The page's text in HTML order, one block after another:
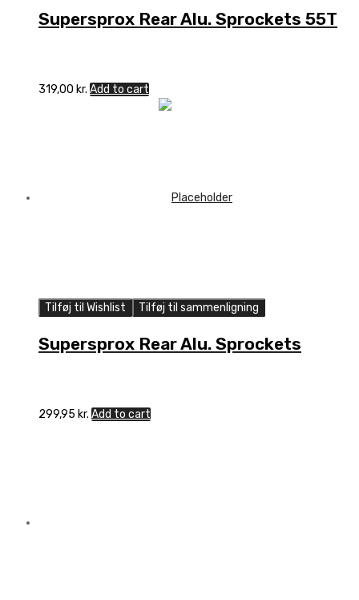
Supersprox Rear Alu. Sprockets 55T
319,00 kr. Add to cart
Tilføj til Wishlist Tilføj til sammenligning
Supersprox Rear Alu. Sprockets
299,95 kr. Add to cart